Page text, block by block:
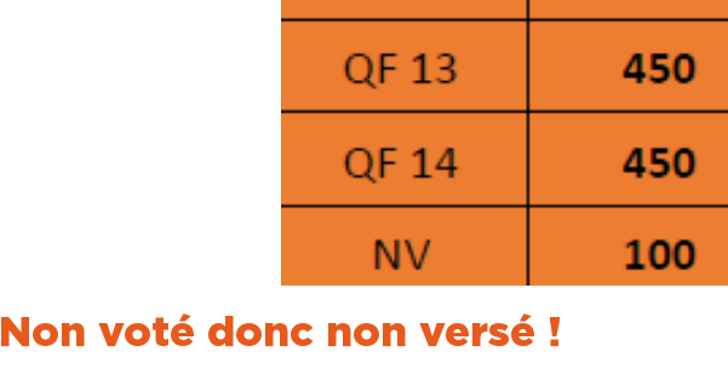
Non voté donc non versé !